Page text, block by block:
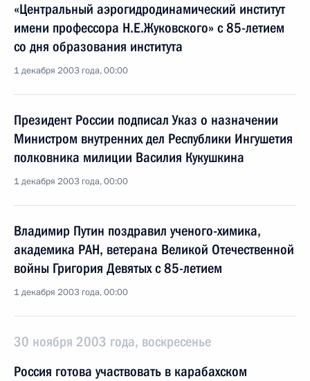
«Центральный аэрогидродинамический институт
имени профессора Н.Е.Жуковского» с 85-летием
со дня образования института
1 декабря 2003 года, 00:00
Президент России подписал Указ о назначении
Министром внутренних дел Республики Ингушетия
полковника милиции Василия Кукушкина
1 декабря 2003 года, 00:00
Владимир Путин поздравил ученого-химика,
академика РАН, ветерана Великой Отечественной
войны Григория Девятых с 85-летием
1 декабря 2003 года, 00:00
30 ноября 2003 года, воскресенье
Россия готова участвовать в карабахском